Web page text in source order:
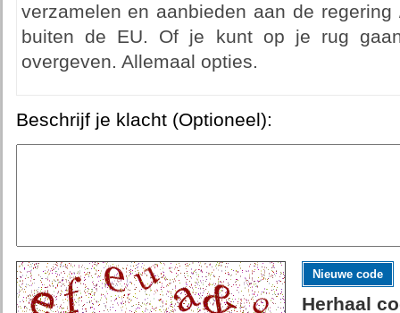
verzamelen en aanbieden aan de
buiten de EU. Of je kunt op je rug
overgeven. Allemaal opties.
Beschrijf je klacht (Optioneel):
Nieuwe code
Herhaal